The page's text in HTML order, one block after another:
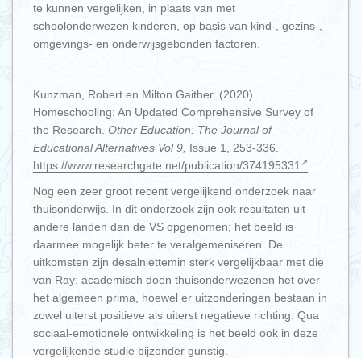
te kunnen vergelijken, in plaats van met
schoolonderwezen kinderen, op basis van kind-, gezins-,
omgevings- en onderwijsgebonden factoren.
Kunzman, Robert en Milton Gaither. (2020)
Homeschooling: An Updated Comprehensive Survey of
the Research.Other Education: The Journal of
Educational Alternatives Vol 9, Issue 1, 253-336.
https://www.researchgate.net/publication/374195331
Nog een zeer groot recent vergelijkend onderzoek naar
thuisonderwijs. In dit onderzoek zijn ook resultaten uit
andere landen dan de VS opgenomen; het beeld is
daarmee mogelijk beter te veralgemeniseren. De
uitkomsten zijn desalniettemin sterk vergelijkbaar met die
van Ray: academisch doen thuisonderwezenen het over
het algemeen prima, hoewel er uitzonderingen bestaan in
zowel uiterst positieve als uiterst negatieve richting. Qua
sociaal-emotionele ontwikkeling is het beeld ook in deze
vergelijkende studie bijzonder gunstig.